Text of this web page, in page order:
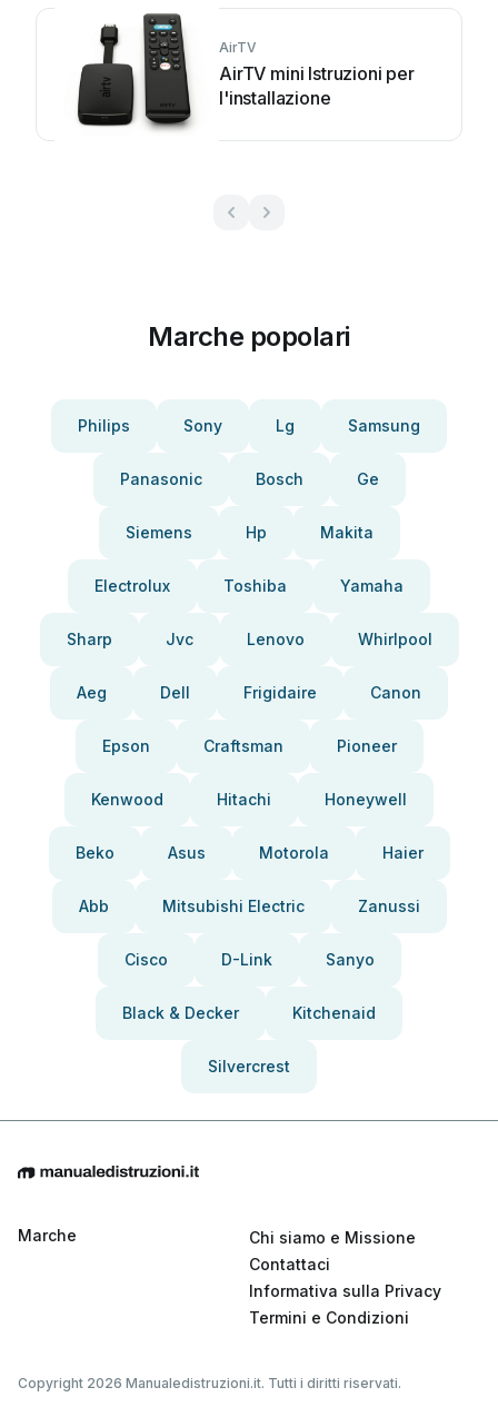
AirTV
AirTV mini Istruzioni per
l'installazione
Marche popolari
Philips Sony Lg Samsung
Panasonic Bosch Ge
Siemens Hp Makita
Electrolux Toshiba Yamaha
Sharp Jvc Lenovo Whirlpool
Aeg Dell Frigidaire Canon
Epson Craftsman Pioneer
Kenwood Hitachi Honeywell
Beko Asus Motorola Haier
Abb Mitsubishi Electric Zanussi
Cisco D-Link Sanyo
Black & Decker Kitchenaid
Silvercrest
Marche
Chi siamo e Missione
Contattaci
Informativa sulla Privacy
Termini e Condizioni
Copyright 2026 Manualedistruzioni.it. Tutti i diritti riservati.